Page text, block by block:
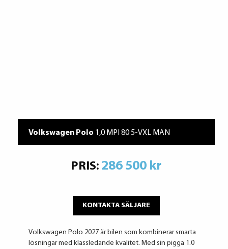
Volkswagen Polo 1,0 MPI 80 5-VXL MAN
PRIS: 286 500 kr
KONTAKTA SÄLJARE
Volkswagen Polo 2027 är bilen som kombinerar smarta
lösningar med klassledande kvalitet. Med sin pigga 1.0